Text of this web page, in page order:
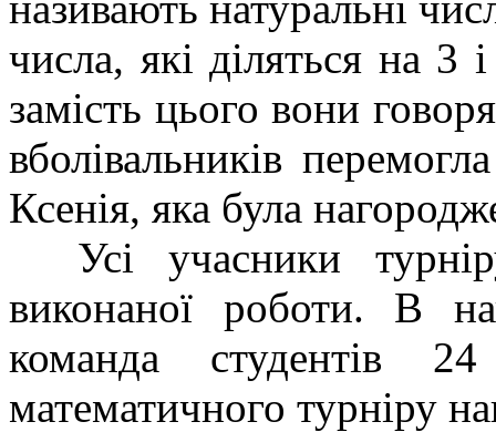
числа, які діляться на 3
замість цього вони
вболівальників
Ксенія, яка була
Усі учасники
виконаної роботи. В
команда студентів
математичного турніру